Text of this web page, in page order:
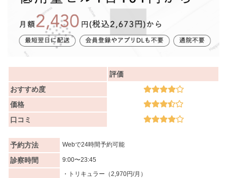
評価
おすすめ度
価格
口コミ
予約方法 Webで24時間予約可能
診察時間 9:00〜23:45
・トリキュラー（2,970円/月）